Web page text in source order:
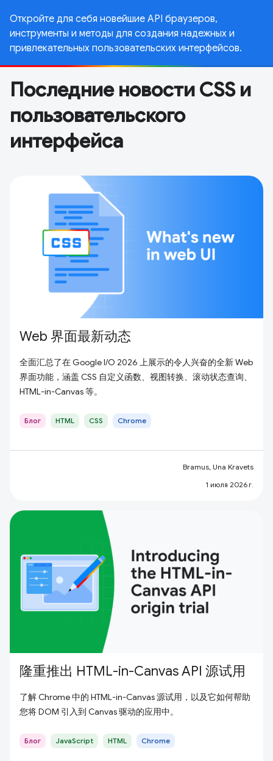
Откройте для себя новейшие API браузеров,
инструменты и методы для создания надежных и
привлекательных пользовательских интерфейсов.
Последние новости CSS и
пользовательского
интерфейса
Web 界面最新动态
全面汇总了在 Google I/O 2026 上展示的令人兴奋的全新 Web
界面功能，涵盖 CSS 自定义函数、视图转换、滚动状态查询、
HTML-in-Canvas 等。
Блог HTML CSS Chrome
Bramus, Una Kravets
1 июля 2026 г.
隆重推出 HTML-in-Canvas API 源试用
了解 Chrome 中的 HTML-in-Canvas 源试用，以及它如何帮助
您将 DOM 引入到 Canvas 驱动的应用中。
Блог JavaScript HTML Chrome